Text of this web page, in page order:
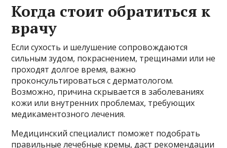
Когда стоит обратиться к
врачу
Если сухость и шелушение сопровождаются
сильным зудом, покраснением, трещинами или не
проходят долгое время, важно
проконсультироваться с дерматологом.
Возможно, причина скрывается в заболеваниях
кожи или внутренних проблемах, требующих
медикаментозного лечения.
Медицинский специалист поможет подобрать
правильные лечебные кремы, даст рекомендации